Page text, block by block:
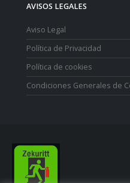
AVISOS LEGALES
Aviso Legal
Política de Privacidad
Política de cookies
Condiciones Generales de